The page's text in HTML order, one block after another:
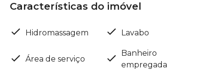
Características do imóvel
Hidromassagem Lavabo
Área de serviço
Banheiro
empregada